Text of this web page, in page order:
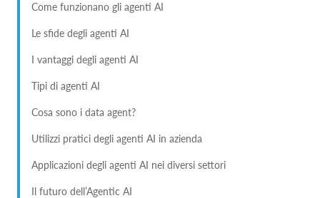
Come funzionano gli agenti AI
Le sfide degli agenti AI
I vantaggi degli agenti AI
Tipi di agenti AI
Cosa sono i data agent?
Utilizzi pratici degli agenti AI in azienda
Applicazioni degli agenti AI nei diversi settori
Il futuro dell’Agentic AI